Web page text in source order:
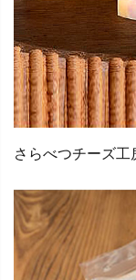
さらべつチーズ工